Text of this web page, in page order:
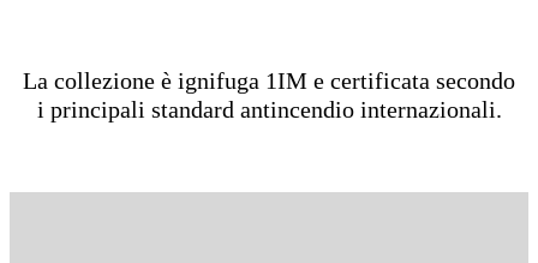
La collezione è ignifuga 1IM e certificata secondo
i principali standard antincendio internazionali.